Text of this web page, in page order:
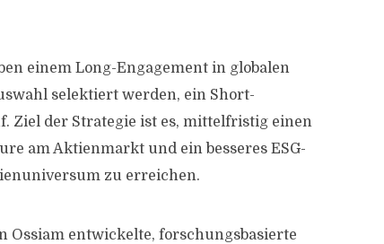
einem Long-Engagement in globalen
selektiert werden, ein Short-
Ziel der Strategie ist es, mittelfristig einen
am Aktienmarkt und ein besseres ESG-
zu erreichen.
Ossiam entwickelte, forschungsbasierte